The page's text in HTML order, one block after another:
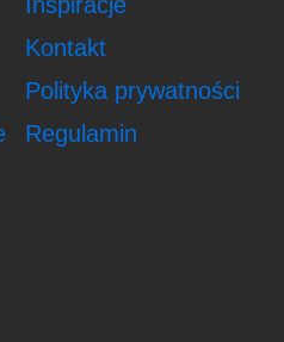
Kontakt
Polityka prywatności
Regulamin